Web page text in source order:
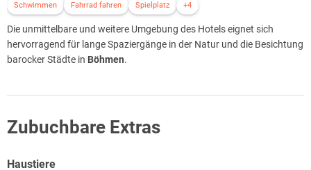
Schwimmen Fahrrad fahren Spielplatz +4
Die unmittelbare und weitere Umgebung des Hotels eignet sich
hervorragend für lange Spaziergänge in der Natur und die Besichtung
barocker Städte in Böhmen.
Zubuchbare Extras
Haustiere